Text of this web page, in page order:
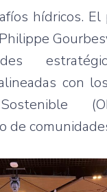
hídricos.
con
Sostenible
de